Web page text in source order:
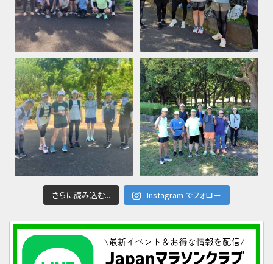
さらに読み込む... Instagram でフォロー